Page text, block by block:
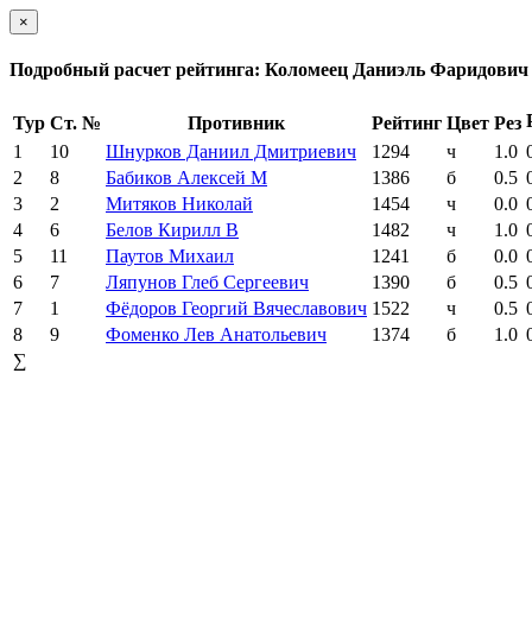
×
Подробный расчет рейтинга: Коломеец Даниэль Фаридович
Тур Ст. № Противник Рейтинг Цвет Рез
1
10 Шнурков Даниил Дмитриевич 1294 ч 1.0
2
8 Бабиков Алексей М 1386 б 0.5
3
2 Митяков Николай 1454 ч 0.0
4
6 Белов Кирилл В 1482 ч 1.0
5
11 Паутов Михаил 1241 б 0.0
6
7 Ляпунов Глеб Сергеевич 1390 б 0.5
7
1 Фёдоров Георгий Вячеславович 1522 ч 0.5
8
9 Фоменко Лев Анатольевич 1374 б 1.0
∑